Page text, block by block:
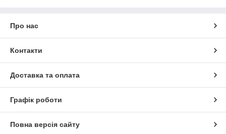
Про нас
Контакти
Доставка та оплата
Графік роботи
Повна версія сайту